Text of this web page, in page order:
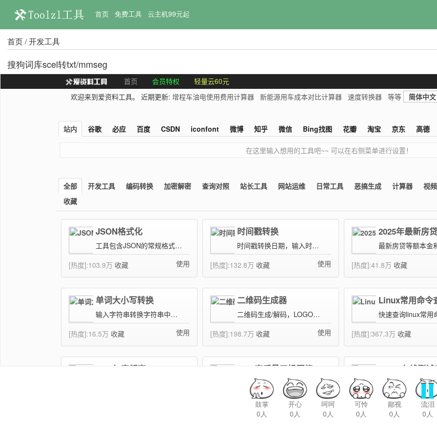
首页 免费工具 云主机99元起
首页 / 开发工具
搜狗词库scel转txt/mmseg
鼓掌
0人
开心
0人
呵呵
0人
可怜
0人
鄙视
0人
流泪
0人